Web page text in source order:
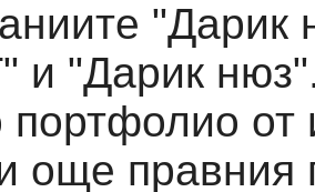
"Дарик
и "Дарик
портфолио от
още правния